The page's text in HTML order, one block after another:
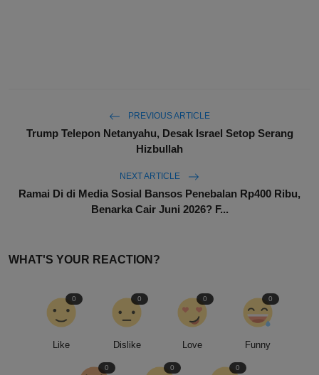
PREVIOUS ARTICLE
Trump Telepon Netanyahu, Desak Israel Setop Serang
Hizbullah
NEXT ARTICLE
Ramai Di di Media Sosial Bansos Penebalan Rp400 Ribu,
Benarka Cair Juni 2026? F...
WHAT'S YOUR REACTION?
Like
0
Dislike
0
Love
0
Funny
0
0 0 0